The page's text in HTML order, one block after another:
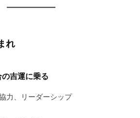
れ
の吉運に乗る
力、リーダーシップ